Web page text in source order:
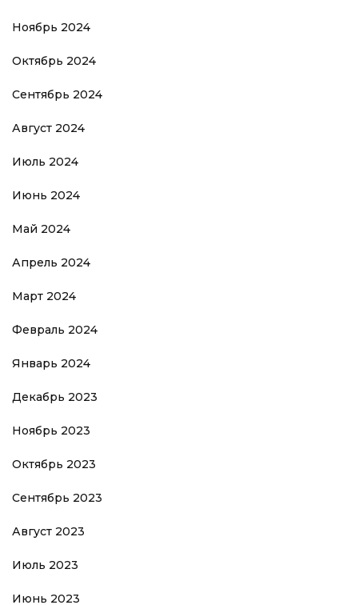
Ноябрь 2024
Октябрь 2024
Сентябрь 2024
Август 2024
Июль 2024
Июнь 2024
Май 2024
Апрель 2024
Март 2024
Февраль 2024
Январь 2024
Декабрь 2023
Ноябрь 2023
Октябрь 2023
Сентябрь 2023
Август 2023
Июль 2023
Июнь 2023